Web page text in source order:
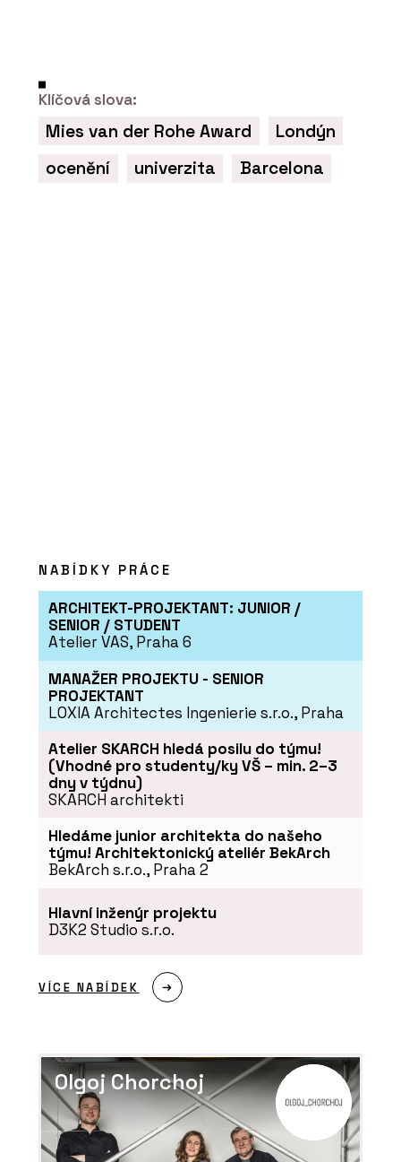
Flooring Systems
PRODUKTY
Linoleum na nábytek - Forbo Flooring
Systems
PRODUKTY
Akustický vinyl Sarlon a Modul’Up -
ČLÁNKY
Kanceláře společnosti ŠKODA AUTO v
moderním a trendy designu
Klíčová slova:
Mies van der Rohe Award
Londýn
ocenění
univerzita Barcelona
NABÍDKY PRÁCE
ARCHITEKT-PROJEKTANT: JUNIOR /
SENIOR / STUDENT
Atelier VAS, Praha 6
MANAŽER PROJEKTU - SENIOR
PROJEKTANT
LOXIA Architectes Ingenierie s.r.o., Praha
Atelier SKARCH hledá posilu do týmu!
(Vhodné pro studenty/ky VŠ – min. 2–3
dny v týdnu)
SKARCH architekti
Hledáme junior architekta do našeho
týmu! Architektonický ateliér BekArch
BekArch s.r.o., Praha 2
Hlavní inženýr projektu
D3K2 Studio s.r.o.
VÍCE NABÍDEK
Olgoj Chorchoj